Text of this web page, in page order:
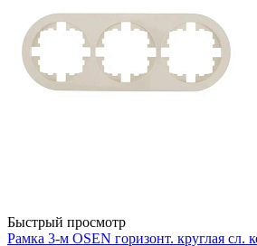
Быстрый просмотр
Рамка 3-м OSEN горизонт. круглая сл.